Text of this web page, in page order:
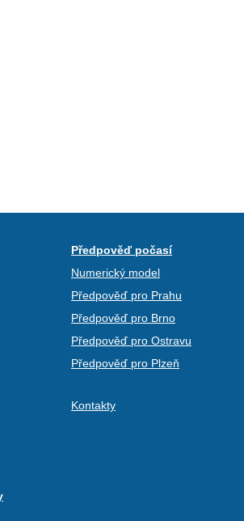
Předpověď počasí
Numerický model
Předpověď pro Prahu
Předpověď pro Brno
Předpověď pro Ostravu
Předpověď pro Plzeň
Kontakty